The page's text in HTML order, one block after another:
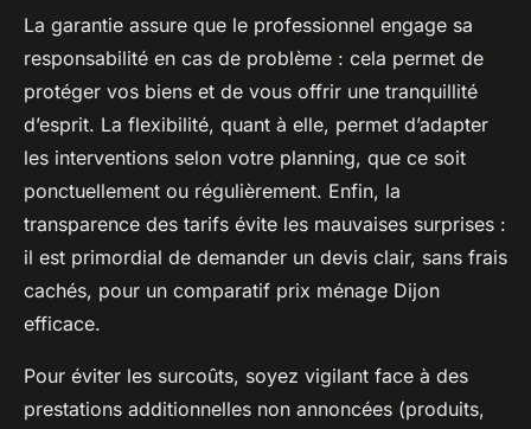
La garantie assure que le professionnel engage sa
responsabilité en cas de problème : cela permet de
protéger vos biens et de vous offrir une tranquillité
d’esprit. La flexibilité, quant à elle, permet d’adapter
les interventions selon votre planning, que ce soit
ponctuellement ou régulièrement. Enfin, la
transparence des tarifs évite les mauvaises surprises :
il est primordial de demander un devis clair, sans frais
cachés, pour un comparatif prix ménage Dijon
efficace.
Pour éviter les surcoûts, soyez vigilant face à des
prestations additionnelles non annoncées (produits,